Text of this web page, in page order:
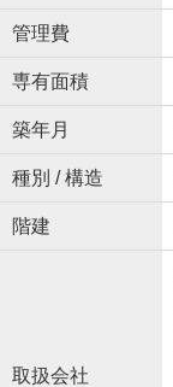
管理費
専有面積
築年月
種別 / 構造
階建
取扱会社